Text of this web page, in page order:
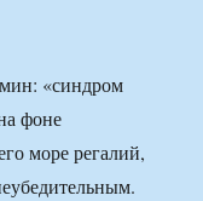
«синдром
фоне
море регалий,